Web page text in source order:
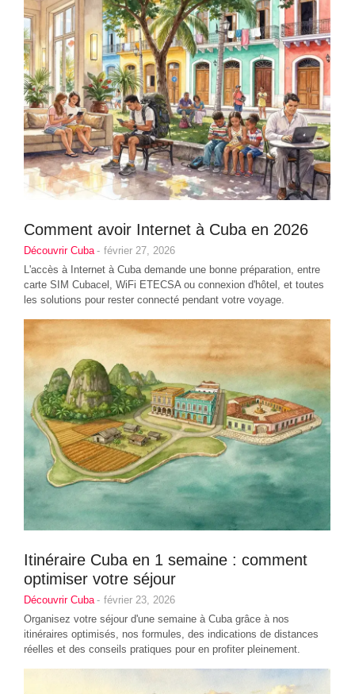
Comment avoir Internet à Cuba en 2026
Découvrir Cuba - février 27, 2026
L'accès à Internet à Cuba demande une bonne préparation, entre
carte SIM Cubacel, WiFi ETECSA ou connexion d'hôtel, et toutes
les solutions pour rester connecté pendant votre voyage.
Itinéraire Cuba en 1 semaine : comment
optimiser votre séjour
Découvrir Cuba - février 23, 2026
Organisez votre séjour d'une semaine à Cuba grâce à nos
itinéraires optimisés, nos formules, des indications de distances
réelles et des conseils pratiques pour en profiter pleinement.